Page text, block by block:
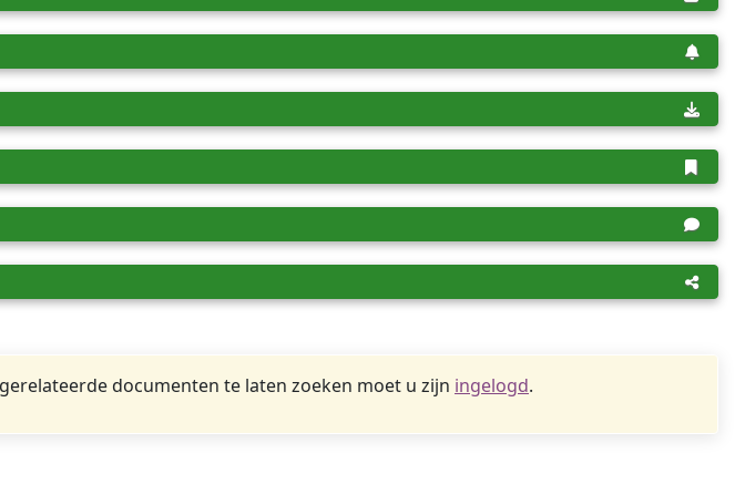
documenten te laten zoeken moet u zijn ingelogd.